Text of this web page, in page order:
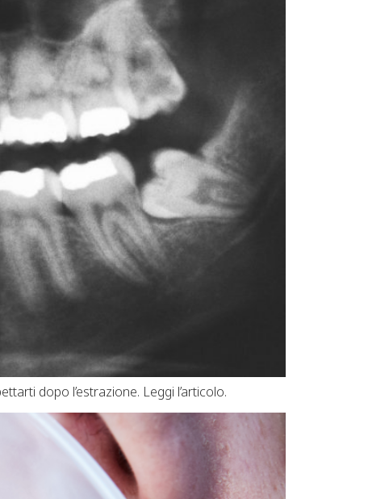
dopo l’estrazione. Leggi l’articolo.